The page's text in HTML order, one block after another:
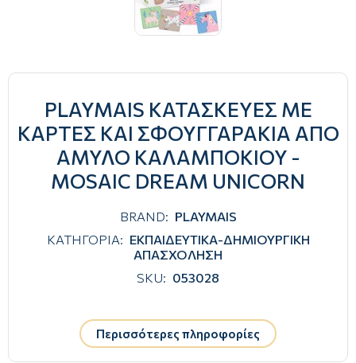
PLAYMAIS ΚΑΤΑΣΚΕΥΕΣ ΜΕ
ΚΑΡΤΕΣ ΚΑΙ ΣΦΟΥΓΓΑΡΑΚΙΑ ΑΠΟ
ΑΜΥΛΟ ΚΑΛΑΜΠΟΚΙΟΥ -
MOSAIC DREAM UNICORN
BRAND: PLAYMAIS
ΚΑΤΗΓΟΡΙΑ: ΕΚΠΑΙΔΕΥΤΙΚΑ-ΔΗΜΙΟΥΡΓΙΚΗ
ΑΠΑΣΧΟΛΗΣΗ
SKU: 053028
Περισσότερες πληροφορίες